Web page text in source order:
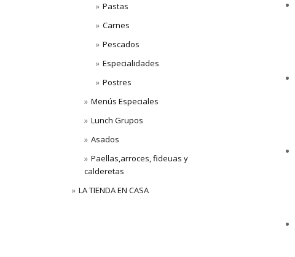
Pastas
Carnes
Pescados
Especialidades
Postres
Menús Especiales
Lunch Grupos
Asados
Paellas,arroces, fideuas y
calderetas
LA TIENDA EN CASA